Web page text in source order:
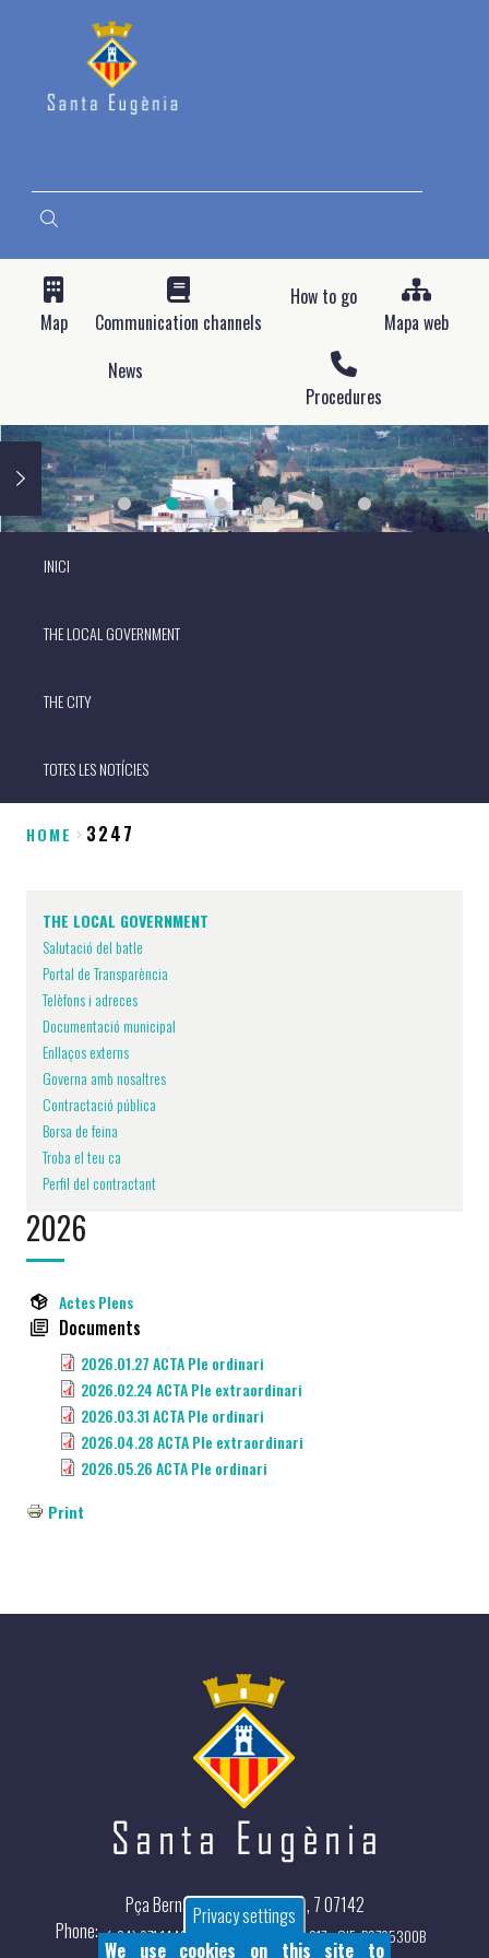
Map Communication channels
How to go
Mapa web
News
Procedures
INICI
THE LOCAL GOVERNMENT
THE CITY
TOTES LES NOTÍCIES
HOME 3247
THE LOCAL GOVERNMENT
Salutació del batle
Portal de Transparència
Telèfons i adreces
Documentació municipal
Enllaços externs
Governa amb nosaltres
Contractació pública
Borsa de feina
Troba el teu ca
Perfil del contractant
2026
Actes Plens
Documents
2026.01.27 ACTA Ple ordinari
2026.02.24 ACTA Ple extraordinari
2026.03.31 ACTA Ple ordinari
2026.04.28 ACTA Ple extraordinari
2026.05.26 ACTA Ple ordinari
Print
Pça Bernat de Santa Eugènia, 7 07142
Phone (+34) 971 144397 - Fax: (+34)971 144 217 - CIF: P0705300B
Privacy settings
We use cookies on this site to